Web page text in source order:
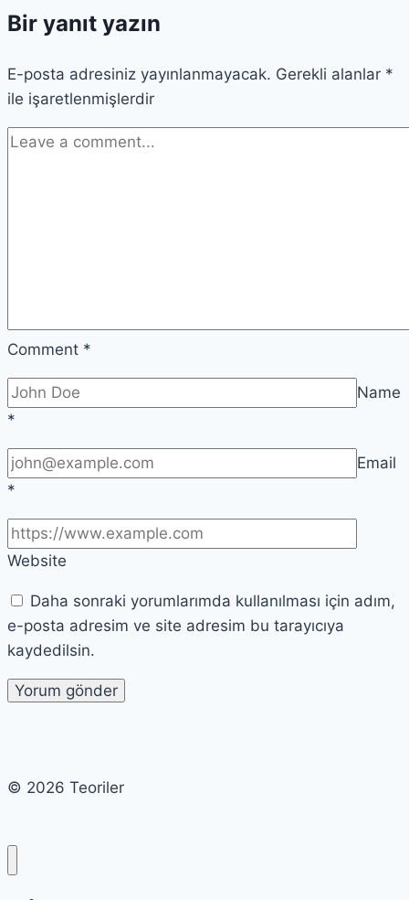
Temel
Bağlamak
Bir yanıt yazın
E-posta adresiniz yayınlanmayacak. Gerekli alanlar *
ile işaretlenmişlerdir
Comment *
Name
*
Email
*
Website
Daha sonraki yorumlarımda kullanılması için adım,
e-posta adresim ve site adresim bu tarayıcıya
kaydedilsin.
© 2026 Teoriler